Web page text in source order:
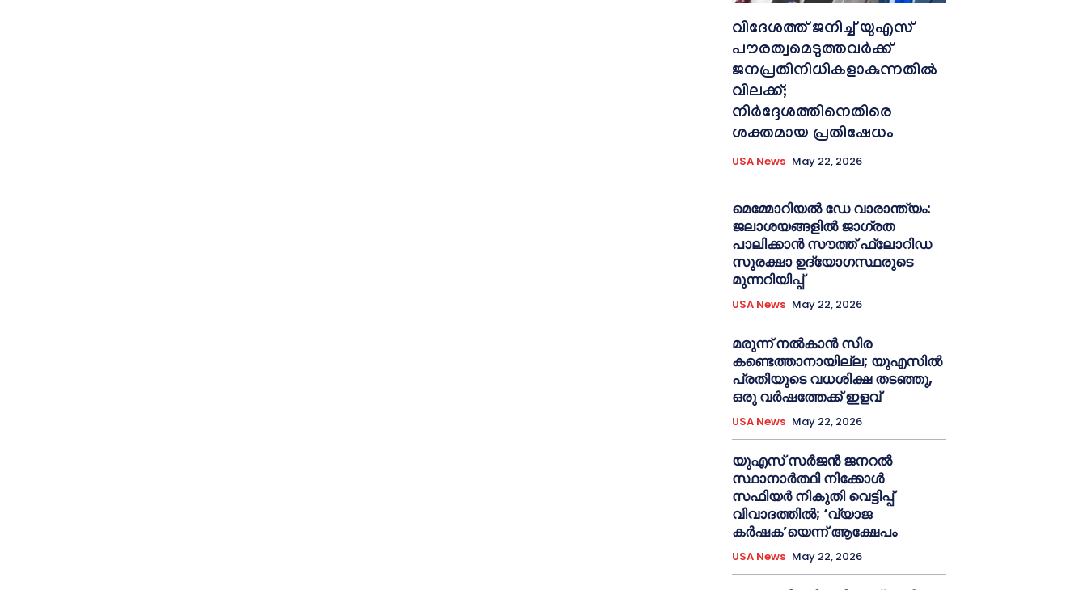
വിദേശത്ത് ജനിച്ച് യുഎസ്
പൗരത്വമെടുത്തവർക്ക്
ജനപ്രതിനിധികളാകുന്നതിൽ
വിലക്ക്;
നിർദ്ദേശത്തിനെതിരെ
ശക്തമായ പ്രതിഷേധം
USA News May 22, 2026
മെമ്മോറിയൽ ഡേ വാരാന്ത്യം:
ജലാശയങ്ങളിൽ ജാഗ്രത
പാലിക്കാൻ സൗത്ത് ഫ്ലോറിഡ
സുരക്ഷാ ഉദ്യോഗസ്ഥരുടെ
മുന്നറിയിപ്പ്
USA News May 22, 2026
മരുന്ന് നൽകാൻ സിര
കണ്ടെത്താനായില്ല; യുഎസിൽ
പ്രതിയുടെ വധശിക്ഷ തടഞ്ഞു,
ഒരു വർഷത്തേക്ക് ഇളവ്
USA News May 22, 2026
യുഎസ് സർജൻ ജനറൽ
സ്ഥാനാർത്ഥി നിക്കോൾ
സഫിയർ നികുതി വെട്ടിപ്പ്
വിവാദത്തിൽ; ‘വ്യാജ
കർഷക’യെന്ന് ആക്ഷേപം
USA News May 22, 2026